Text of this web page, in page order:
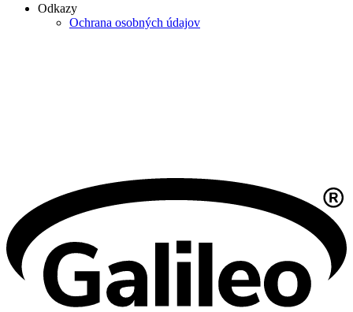
Odkazy
Ochrana osobných údajov